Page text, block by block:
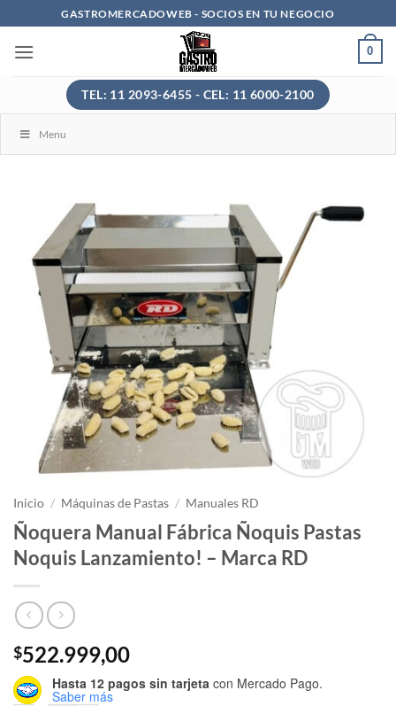
al
contenido
GASTROMERCADOWEB - SOCIOS EN TU NEGOCIO
0
TEL: 11 2093-6455 - CEL: 11 6000-2100
Menu
Inicio / Máquinas de Pastas / Manuales RD
Ñoquera Manual Fábrica Ñoquis Pastas
Noquis Lanzamiento! – Marca RD
$522.999,00
Hasta 12 pagos sin tarjeta con Mercado Pago.
Saber más